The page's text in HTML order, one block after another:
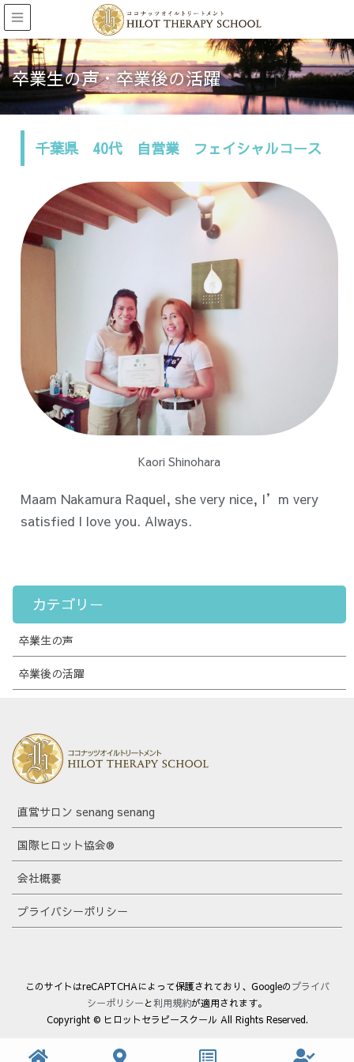
卒業生の声・卒業後の活躍
千葉県 40代 自営業 フェイシャルコース
Kaori Shinohara
Maam Nakamura Raquel, she very nice, I’m very
satisfied I love you. Always.
カテゴリー
卒業生の声
卒業後の活躍
直営サロン senang senang
国際ヒロット協会®
会社概要
プライバシーポリシー
このサイトはreCAPTCHAによって保護されており、Googleのプライバ
シーポリシーと利用規約が適用されます。
Copyright © ヒロットセラピースクール All Rights Reserved.